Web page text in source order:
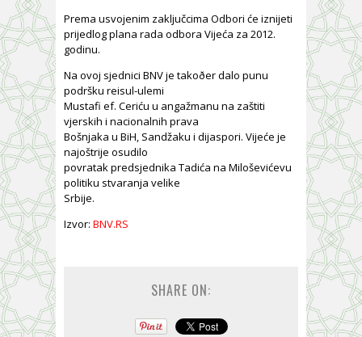
Prema usvojenim zaključcima Odbori će iznijeti
prijedlog plana rada odbora Vijeća za 2012.
godinu.
Na ovoj sjednici BNV je takoðer dalo punu
podršku reisul-ulemi
Mustafi ef. Ceriću u angažmanu na zaštiti
vjerskih i nacionalnih prava
Bošnjaka u BiH, Sandžaku i dijaspori. Vijeće je
najoštrije osudilo
povratak predsjednika Tadića na Miloševićevu
politiku stvaranja velike
Srbije.
Izvor: BNV.RS
SHARE ON: